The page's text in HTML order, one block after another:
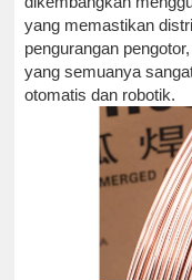
yang memastikan
pengurangan
yang semuanya
otomatis dan robotik.